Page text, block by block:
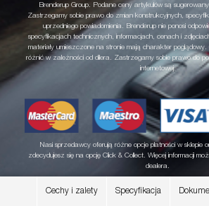
Cechy i zalety Specyfikacja
Brenderup Group. Podane ceny artykułów są
Zastrzegamy sobie prawo do zmian konstrukcyjnych,
uprzedniego powiadomienia. Brenderup nie ponosi
specyfikacjach technicznych, informacjach, cenach i
materiały umieszczone na stronie mają charakter
różnić w zależności od dilera. Zastrzegamy sobie prawo do
internetowej.
Nasi sprzedawcy oferują różne opcje płatności w sklepie
zdecydujesz się na opcję Click & Collect. Więcej informacji
dealera.